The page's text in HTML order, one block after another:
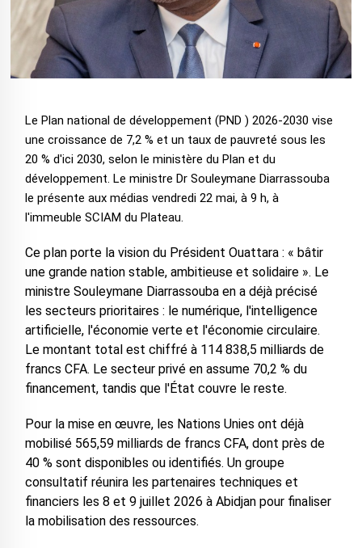
Le Plan national de développement (PND ) 2026-2030 vise
une croissance de 7,2 % et un taux de pauvreté sous les
20 % d'ici 2030, selon le ministère du Plan et du
développement. Le ministre Dr Souleymane Diarrassouba
le présente aux médias vendredi 22 mai, à 9 h, à
l'immeuble SCIAM du Plateau.
Ce plan porte la vision du Président Ouattara : « bâtir
une grande nation stable, ambitieuse et solidaire ». Le
ministre Souleymane Diarrassouba en a déjà précisé
les secteurs prioritaires : le numérique, l'intelligence
artificielle, l'économie verte et l'économie circulaire.
Le montant total est chiffré à 114 838,5 milliards de
francs CFA. Le secteur privé en assume 70,2 % du
financement, tandis que l'État couvre le reste.
Pour la mise en œuvre, les Nations Unies ont déjà
mobilisé 565,59 milliards de francs CFA, dont près de
40 % sont disponibles ou identifiés. Un groupe
consultatif réunira les partenaires techniques et
financiers les 8 et 9 juillet 2026 à Abidjan pour finaliser
la mobilisation des ressources.